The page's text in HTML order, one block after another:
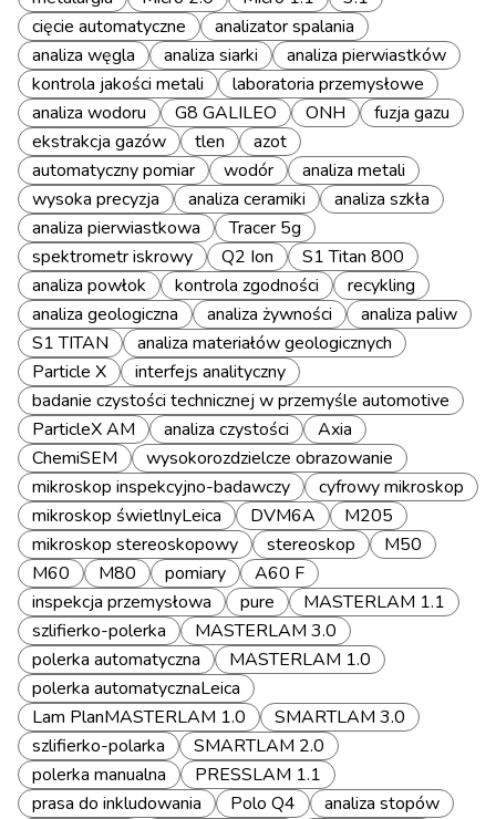
cięcie automatyczne
analizator spalania
analiza węgla
analiza siarki
analiza pierwiastków
kontrola jakości metali
laboratoria przemysłowe
analiza wodoru
G8 GALILEO ONH
fuzja gazu
ekstrakcja gazów
tlen
azot
automatyczny pomiar
wodór
analiza metali
wysoka precyzja
analiza ceramiki
analiza szkła
analiza pierwiastkowa
Tracer 5g
spektrometr iskrowy
Q2 Ion
S1 Titan 800
analiza powłok
kontrola zgodności
recykling
analiza geologiczna
analiza żywności
analiza paliw
S1 TITAN
analiza materiałów geologicznych
Particle X
interfejs analityczny
badanie czystości technicznej w przemyśle automotive
ParticleX AM
analiza czystości
Axia
ChemiSEM
wysokorozdzielcze obrazowanie
mikroskop inspekcyjno-badawczy
cyfrowy mikroskop
mikroskop świetlnyLeica
DVM6A
M205
mikroskop stereoskopowy
stereoskop
M50
M60
M80 pomiary
A60 F
inspekcja przemysłowa
pure
MASTERLAM 1.1
szlifierko-polerka
MASTERLAM 3.0
polerka automatyczna
MASTERLAM 1.0
polerka automatycznaLeica
Lam PlanMASTERLAM 1.0
SMARTLAM 3.0
szlifierko-polarka
SMARTLAM 2.0
polerka manualna
PRESSLAM 1.1
prasa do inkludowania
Polo Q4
analiza stopów